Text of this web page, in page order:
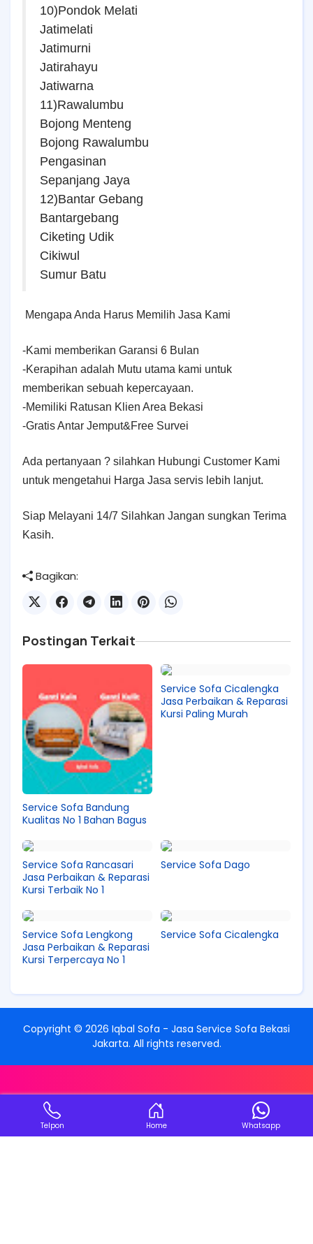
10)Pondok Melati
Jatimelati
Jatimurni
Jatirahayu
Jatiwarna
11)Rawalumbu
Bojong Menteng
Bojong Rawalumbu
Pengasinan
Sepanjang Jaya
12)Bantar Gebang
Bantargebang
Ciketing Udik
Cikiwul
Sumur Batu
Mengapa Anda Harus Memilih Jasa Kami
-Kami memberikan Garansi 6 Bulan
-Kerapihan adalah Mutu utama kami untuk
memberikan sebuah kepercayaan.
-Memiliki Ratusan Klien Area Bekasi
-Gratis Antar Jemput&Free Survei
Ada pertanyaan ? silahkan Hubungi Customer Kami
untuk mengetahui Harga Jasa servis lebih lanjut.
Siap Melayani 14/7 Silahkan Jangan sungkan Terima
Kasih.
Bagikan:
Postingan Terkait
Service Sofa Bandung
Kualitas No 1 Bahan Bagus
Service Sofa Cicalengka
Jasa Perbaikan & Reparasi
Kursi Paling Murah
Service Sofa Rancasari
Jasa Perbaikan & Reparasi
Kursi Terbaik No 1
Service Sofa Dago
Service Sofa Lengkong
Jasa Perbaikan & Reparasi
Kursi Terpercaya No 1
Service Sofa Cicalengka
Telpon Home Whatsapp
Copyright © 2026 Iqbal Sofa - Jasa Service Sofa Bekasi
Jakarta. All rights reserved.